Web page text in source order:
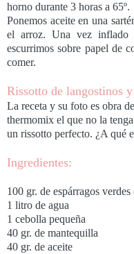
horno durante 3 horas a 65º.
Ponemos aceite en una
el arroz. Una vez
escurrimos sobre papel de
comer.
Rissotto de langostinos
La receta y su foto es obra
thermomix el que no la
un rissotto perfecto. ¿A qué
Ingredientes:
100 gr. de espárragos
1 litro de agua
1 cebolla pequeña
40 gr. de mantequilla
40 gr. de aceite